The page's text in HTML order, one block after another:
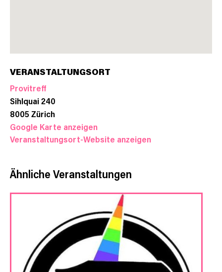
VERANSTALTUNGSORT
Provitreff
Sihlquai 240
8005Zürich
Google Karte anzeigen
Veranstaltungsort-Website anzeigen
Ähnliche Veranstaltungen